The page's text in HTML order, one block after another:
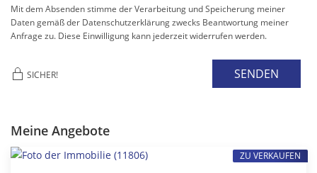
Mit dem Absenden stimme der Verarbeitung und Speicherung meiner
Daten gemäß der Datenschutzerklärung zwecks Beantwortung meiner
Anfrage zu. Diese Einwilligung kann jederzeit widerrufen werden.
SICHER! SENDEN
Meine Angebote
ZU VERKAUFEN